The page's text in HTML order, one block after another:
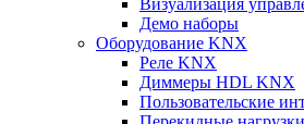
Визуализация
Демо наборы
Оборудование KNX
Реле KNX
Диммеры HDL KNX
Пользовательские